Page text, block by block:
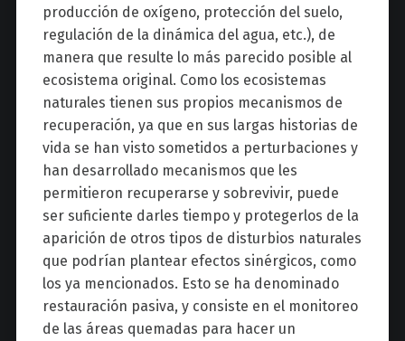
producción de oxígeno, protección del suelo,
regulación de la dinámica del agua, etc.), de
manera que resulte lo más parecido posible al
ecosistema original. Como los ecosistemas
naturales tienen sus propios mecanismos de
recuperación, ya que en sus largas historias de
vida se han visto sometidos a perturbaciones y
han desarrollado mecanismos que les
permitieron recuperarse y sobrevivir, puede
ser suficiente darles tiempo y protegerlos de la
aparición de otros tipos de disturbios naturales
que podrían plantear efectos sinérgicos, como
los ya mencionados. Esto se ha denominado
restauración pasiva, y consiste en el monitoreo
de las áreas quemadas para hacer un